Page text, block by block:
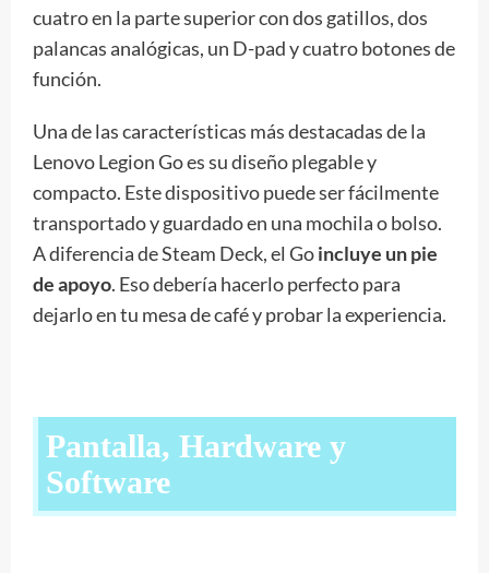
cuatro en la parte superior con dos gatillos, dos
palancas analógicas, un D-pad y cuatro botones de
función.
Una de las características más destacadas de la
Lenovo Legion Go es su diseño plegable y
compacto. Este dispositivo puede ser fácilmente
transportado y guardado en una mochila o bolso.
A diferencia de Steam Deck, el Goincluye un pie
de apoyo. Eso debería hacerlo perfecto para
dejarlo en tu mesa de café y probar la experiencia.
Pantalla, Hardware y
Software